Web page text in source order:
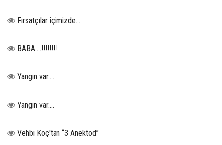
Fırsatçılar içimizde…
BABA....!!!!!!!!
Yangın var….
Yangın var….
Vehbi Koç'tan “3 Anektod”